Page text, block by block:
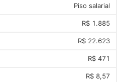
Piso salarial
R$ 1.885
R$ 22.623
R$ 471
R$ 8,57